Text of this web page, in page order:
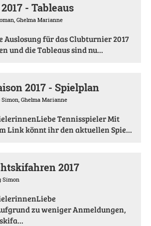
- Tableaus
Ghelma Marianne
Auslosung für das Clubturnier 2017
und die Tableaus sind nu...
2017 - Spielplan
Simon, Ghelma Marianne
Tennisspieler Mit
Link könnt ihr den aktuellen Spie...
2017
Simon
zu weniger Anmeldungen,